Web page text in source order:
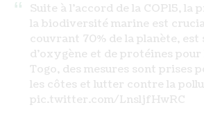
Suite à l'accord de la COP15, la
la biodiversité marine est
couvrant 70% de la planète, est
d'oxygène et de protéines pour
Togo, des mesures sont prises
les côtes et lutter contre la
pic.twitter.com/LnsljfHwRC